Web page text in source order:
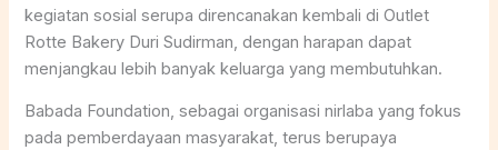
kegiatan sosial serupa direncanakan kembali di Outlet
Rotte Bakery Duri Sudirman, dengan harapan dapat
menjangkau lebih banyak keluarga yang membutuhkan.
Babada Foundation, sebagai organisasi nirlaba yang fokus
pada pemberdayaan masyarakat, terus berupaya